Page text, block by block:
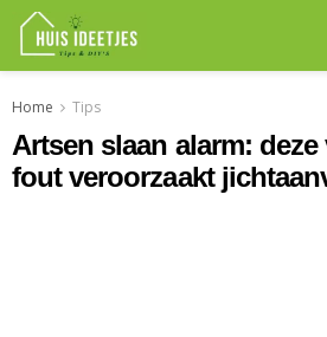
Home Tips
Artsen slaan alarm: deze
fout veroorzaakt